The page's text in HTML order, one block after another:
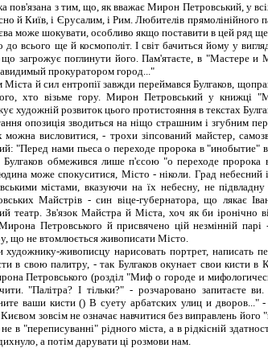
пов'язана з тим, що, як вважає Мирон Петровський, у
й Київ, і Єрусалим, і Рим. Любителів прямолінійного
може шокувати, особливо якщо поставити в цей ряд
всього ще й космополіт. І світ бачиться йому у
що загрожує поглинути його. Пам'ятаєте, в "Мастере
прокуратором город..."
й сил ентропії завжди переймався Булгаков,
хто візьме гору. Мирон Петровський у книжці
художній розвиток цього протистояння в текстах
опозиція зводиться на ніщо страшним і згубним
можна висловитися, - трохи зіпсований майстер,
"Перед нами пьеса о переходе пророка в "инобытие"
Булгаков обмежився лише п'єсою "о переходе
може спокуситися, Місто - ніколи. Град небесний
містами, вказуючи на їх небесну, не
Майстрів - син віце-губернатора, що лякає
театр. Зв'язок Майстра й Міста, хоч як би іронічно
Петровського й присвячено цій незмінній
що не втомлюється живописати Місто.
живописцу нарисовать портрет, написать
в свою палитру, - так Булгаков окунает свои кисти
Петровського (розділ "Миф о городе и
"Палітра? І тільки?" - розчаровано запитаєте
ваши кисти () В суету арбатских улиц и дворов..."
зовсім не означає навчитися без виправлень його
в "переписуванні" рідного міста, а в рідкісній
а потім дарувати ці розмови нам.